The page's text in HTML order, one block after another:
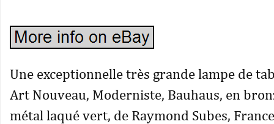
Une exceptionnelle très grande lampe de
Art Nouveau, Moderniste, Bauhaus, en
métal laqué vert, de Raymond Subes,